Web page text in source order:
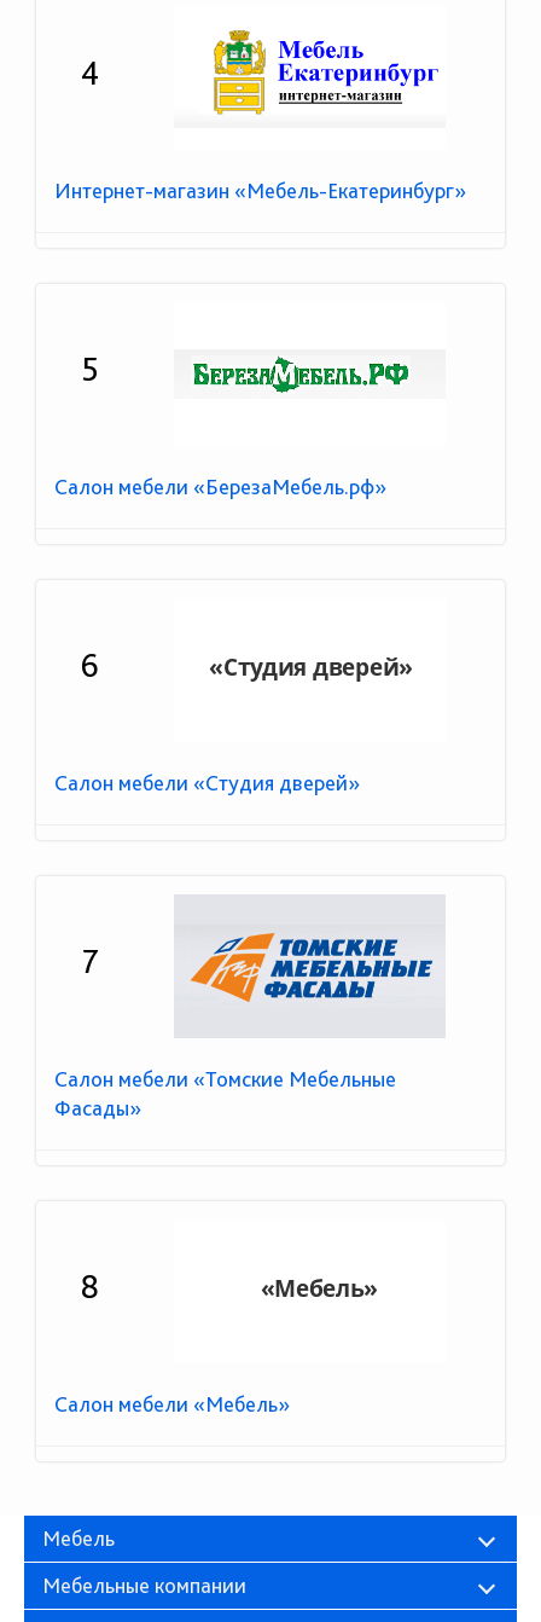
4
Интернет-магазин «Мебель-Екатеринбург»
5
Салон мебели «БерезаМебель.рф»
6
Салон мебели «Студия дверей»
7
Салон мебели «Томские Мебельные
Фасады»
8
Салон мебели «Мебель»
Мебель
Мебельные компании